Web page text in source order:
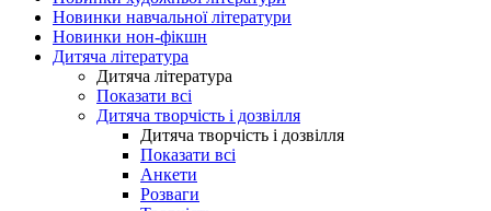
Новинки навчальної літератури
Новинки нон-фікшн
Дитяча література
Дитяча література
Показати всі
Дитяча творчість і дозвілля
Дитяча творчість і дозвілля
Показати всі
Анкети
Розваги